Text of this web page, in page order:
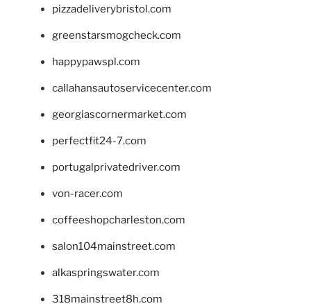
pizzadeliverybristol.com
greenstarsmogcheck.com
happypawspl.com
callahansautoservicecenter.com
georgiascornermarket.com
perfectfit24-7.com
portugalprivatedriver.com
von-racer.com
coffeeshopcharleston.com
salon104mainstreet.com
alkaspringswater.com
318mainstreet8h.com